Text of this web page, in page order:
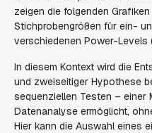
zeigen die folgenden
Stichprobengrößen für ein-
verschiedenen Power-Levels
In diesem Kontext wird die
und zweiseitiger Hypothese
sequenziellen Testen – einer
Datenanalyse ermöglicht,
Hier kann die Auswahl eines